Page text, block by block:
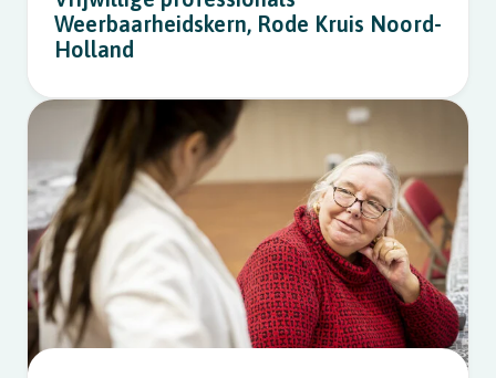
Weerbaarheidskern, Rode Kruis Noord-
Holland